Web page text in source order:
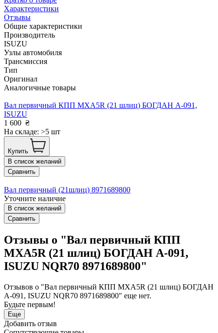
Характеристики
Отзывы
Общие характеристики
Производитель
ISUZU
Узлы автомобиля
Трансмиссия
Тип
Оригинал
Аналогичные товары
Вал первичный КПП MХА5R (21 шлиц) БОГДАН А-091,
ISUZU
1 600 ₴
На складе: >5 шт
Купить
В список желаний
Сравнить
Вал первичный (21шлиц) 8971689800
Уточните наличие
В список желаний
Сравнить
Отзывы о "Вал первичный КПП
MXA5R (21 шлиц) БОГДАН А-091,
ISUZU NQR70 8971689800"
Отзывов о "Вал первичный КПП MXA5R (21 шлиц) БОГДАН
А-091, ISUZU NQR70 8971689800" еще нет.
Будьте первым!
Еще
Добавить отзыв